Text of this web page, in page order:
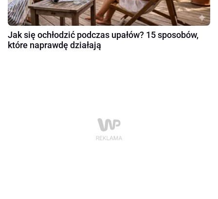
Jak się ochłodzić podczas upałów? 15 sposobów,
które naprawdę działają